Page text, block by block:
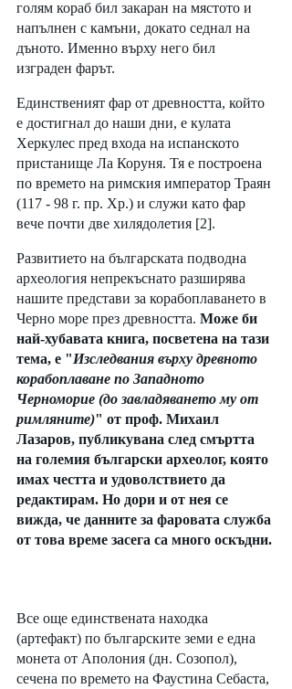
голям кораб бил закаран на мястото и
напълнен с камъни, докато седнал на
дъното. Именно върху него бил
изграден фарът.
Единственият фар от древността, който
е достигнал до наши дни, е кулата
Херкулес пред входа на испанското
пристанище Ла Коруня. Тя е построена
по времето на римския император Траян
(117 - 98 г. пр. Хр.) и служи като фар
вече почти две хилядолетия [2].
Развитието на българската подводна
археология непрекъснато разширява
нашите представи за корабоплаването в
Черно море през древността. Може би
най-хубавата книга, посветена на тази
тема, е "Изследвания върху древното
корабоплаване по Западното
Черноморие (до завладяването му от
римляните)" от проф. Михаил
Лазаров, публикувана след смъртта
на големия български археолог, която
имах честта и удоволствието да
редактирам. Но дори и от нея се
вижда, че данните за фаровата служба
от това време засега са много оскъдни.
Все още единствената находка
(артефакт) по българските земи е една
монета от Аполония (дн. Созопол),
сечена по времето на Фаустина Себаста,